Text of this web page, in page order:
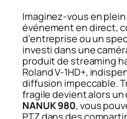
Imaginez-vous en
événement en direct,
d’entreprise ou un
investi dans une
produit de streaming
Roland V-1HD+,
diffusion impeccable.
fragile devient alors un
NANUK 980, vous